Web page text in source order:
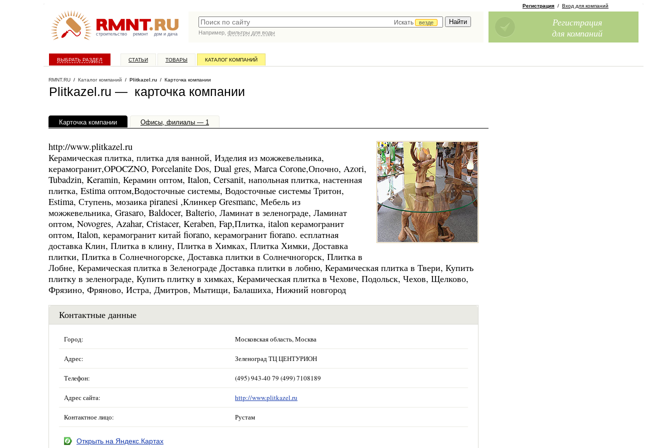
строительство ремонт дом и дача
Искать
везде
Например, фильтры для воды
Регистрация / Вход для компаний
Регистрация
для компаний
ВЫБРАТЬ РАЗДЕЛ СТАТЬИ ТОВАРЫ КАТАЛОГ КОМПАНИЙ
RMNT.RU / Каталог компаний / Plitkazel.ru / Карточка компании
Plitkazel.ru — карточка компании
Карточка компании Офисы, филиалы — 1
http://www.plitkazel.ru
Керамическая плитка, плитка для ванной, Изделия из можжевельника,
керамогранит,OPOCZNO, Porcelanite Dos, Dual gres, Marca Corone,Опочно, Azori,
Tubadzin, Keramin, Керамин оптом, Italon, Cersanit, напольная плитка, настенная
плитка, Estima оптом,Водосточные системы, Водосточные системы Тритон,
Estima, Ступень, мозаика piranesi ,Клинкер Gresmanc, Мебель из
можжевельника, Grasaro, Baldocer, Balterio, Ламинат в зеленограде, Ламинат
оптом, Novogres, Azahar, Cristacer, Keraben, Fap,Плитка, italon керамогранит
оптом, Italon, керамогранит китай fiorano, керамогранит fiorano. есплатная
доставка Клин, Плитка в клину, Плитка в Химках, Плитка Химки, Доставка
плитки, Плитка в Солнечногорске, Доставка плитки в Солнечногорск, Плитка в
Лобне, Керамическая плитка в Зеленограде Доставка плитки в лобню, Керамическая плитка в Твери, Купить
плитку в зеленограде, Купить плитку в химках, Керамическая плитка в Чехове, Подольск, Чехов, Щелково,
Фрязино, Фряново, Истра, Дмитров, Мытищи, Балашиха, Нижний новгород
Контактные данные
Город: Московская область, Москва
Адрес: Зеленоград ТЦ ЦЕНТУРИОН
Телефон: (495) 943-40 79 (499) 7108189
Адрес сайта: http://www.plitkazel.ru
Контактное лицо: Рустам
Открыть на Яндекс.Картах